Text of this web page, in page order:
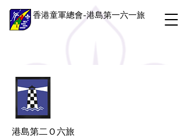
香港童軍總會-港島第一六一旅
港島第二Ｏ六旅